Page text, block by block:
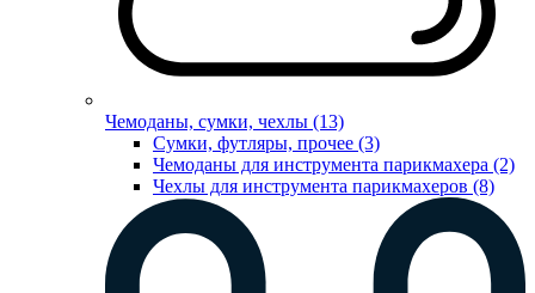
Чемоданы, сумки, чехлы (13)
Сумки, футляры, прочее (3)
Чемоданы для инструмента парикмахера (2)
Чехлы для инструмента парикмахеров (8)